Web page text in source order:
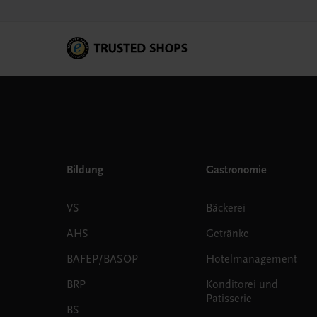
Bildung
VS
AHS
BAFEP/BASOP
BRP
BS
Gastronomie
Bäckerei
Getränke
Hotelmanagement
Konditorei und
Patisserie